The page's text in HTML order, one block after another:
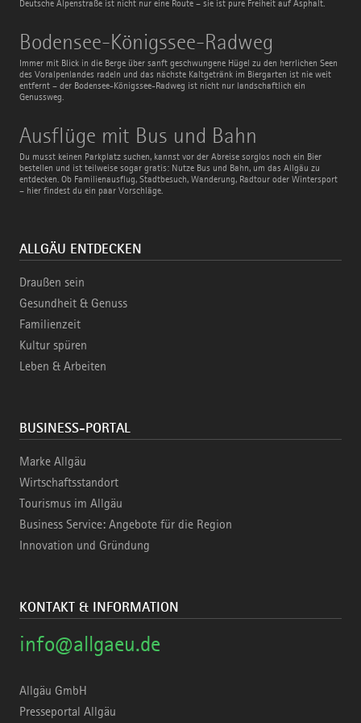
Deutsche Alpenstraße ist nicht nur eine Route – sie ist pure Freiheit auf Asphalt.
Bodensee-Königssee-Radweg
Immer mit Blick in die Berge über sanft geschwungene Hügel zu den herrlichen Seen
des Voralpenlandes radeln und das nächste Kaltgetränk im Biergarten ist nie weit
entfernt – der Bodensee-Königssee-Radweg ist nicht nur landschaftlich ein
Genussweg.
Bodensee-
Königssee-
Radweg
Ausflüge mit Bus und Bahn
Du musst keinen Parkplatz suchen, kannst vor der Abreise sorglos noch ein Bier
bestellen und ist teilweise sogar gratis: Nutze Bus und Bahn, um das Allgäu zu
entdecken. Ob Familienausflug, Stadtbesuch, Wanderung, Radtour oder Wintersport
– hier findest du ein paar Vorschläge.
Ausflüge
mit
Bus
und
Bahn
ALLGÄU ENTDECKEN
Draußen sein
Gesundheit & Genuss
Familienzeit
Kultur spüren
Leben & Arbeiten
BUSINESS-PORTAL
Marke Allgäu
Wirtschaftsstandort
Tourismus im Allgäu
Business Service: Angebote für die Region
Innovation und Gründung
KONTAKT & INFORMATION
info@allgaeu.de
Allgäu GmbH
Presseportal Allgäu